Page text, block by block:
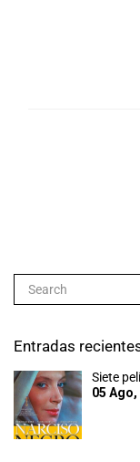
Entradas
Siete
05 Ago,